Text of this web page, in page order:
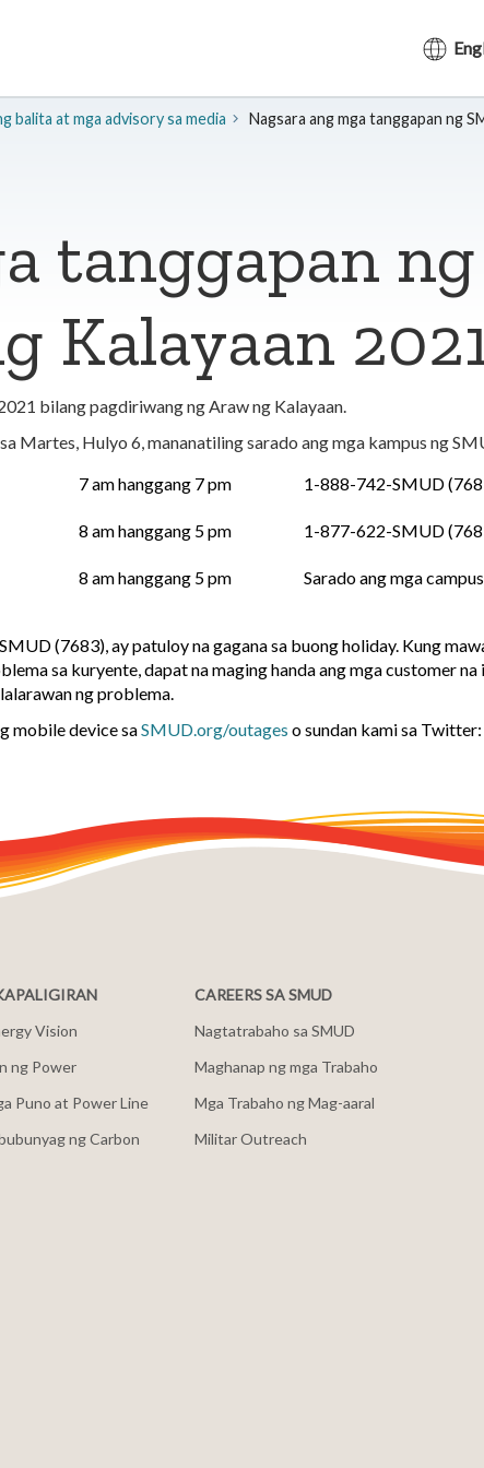
balita at mga advisory sa media Nagsara ang mga tanggapan ng
tanggapan
Kalayaan
bilang pagdiriwang ng Araw ng Kalayaan.
Martes, Hulyo 6, mananatiling sarado ang mga kampus ng
7 am hanggang 7 pm 1-888-742-SMUD
8 am hanggang 5 pm 1-877-622-SMUD
8 am hanggang 5 pm Sarado ang mga campus
(7683), ay patuloy na gagana sa buong holiday. Kung
sa kuryente, dapat na maging handa ang mga customer
ng problema.
mobile device saSMUD.org/outages o sundan kami sa Twitter:
Vision
ng Power
Puno at Power Line
ng Carbon
CAREERS SA SMUD
Nagtatrabaho sa SMUD
Maghanap ng mga Trabaho
Mga Trabaho ng Mag-aaral
Militar Outreach